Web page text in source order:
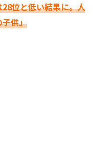
位と低い結果に。人
子供」